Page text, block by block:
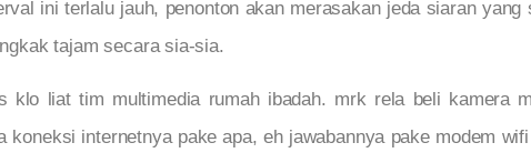
ini terlalu jauh, penonton akan merasakan jeda siaran
tajam secara sia-sia.
klo liat tim multimedia rumah ibadah. mrk rela beli kamera
koneksi internetnya pake apa, eh jawabannya pake modem